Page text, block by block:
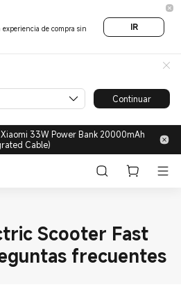
de compra sin
IR
Continuar
33W Power Bank 20000mAh
Cable)
Scooter Fast
frecuentes